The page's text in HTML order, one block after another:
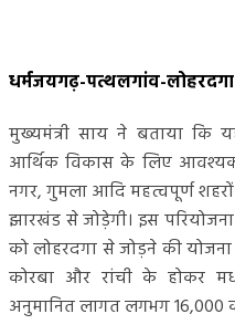
धर्मजयगढ़-पत्थलगांव-
मुख्यमंत्री साय ने बताया कि
आर्थिक विकास के लिए
नगर, गुमला आदि महत्वपूर्ण शहरों
झारखंड से जोड़ेगी। इस
को लोहरदगा से जोड़ने की योजना
कोरबा और रांची के होकर
अनुमानित लागत लगभग 16,000